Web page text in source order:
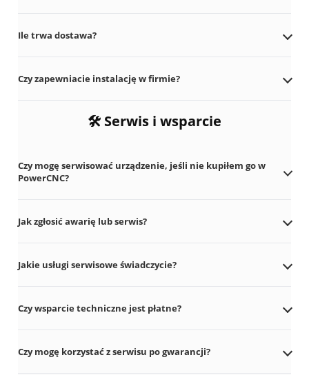
Ile trwa dostawa?
Czy zapewniacie instalację w firmie?
🛠️ Serwis i wsparcie
Czy mogę serwisować urządzenie, jeśli nie kupiłem go w
PowerCNC?
Jak zgłosić awarię lub serwis?
Jakie usługi serwisowe świadczycie?
Czy wsparcie techniczne jest płatne?
Czy mogę korzystać z serwisu po gwarancji?